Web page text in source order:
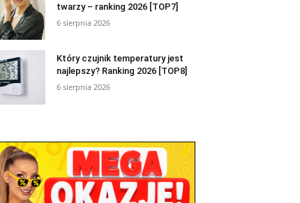
twarzy – ranking 2026 [TOP7]
6 sierpnia 2026
Który czujnik temperatury jest
najlepszy? Ranking 2026 [TOP8]
6 sierpnia 2026